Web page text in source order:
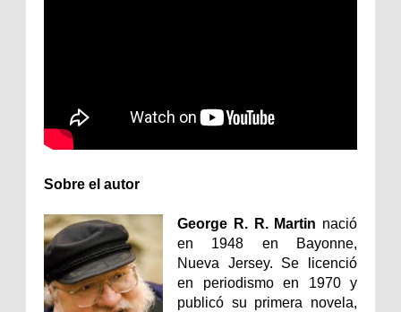
Sobre el autor
George R. R. Martin nació
en 1948 en Bayonne,
Nueva Jersey. Se licenció
en periodismo en 1970 y
publicó su primera novela,